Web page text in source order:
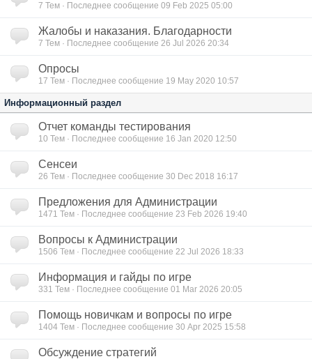
7 Тем · Последнее сообщение 09 Feb 2025 05:00
Жалобы и наказания. Благодарности
7 Тем · Последнее сообщение 26 Jul 2026 20:34
Опросы
17 Тем · Последнее сообщение 19 May 2020 10:57
Информационный раздел
Отчет команды тестирования
10 Тем · Последнее сообщение 16 Jan 2020 12:50
Сенсеи
26 Тем · Последнее сообщение 30 Dec 2018 16:17
Предложения для Администрации
1471 Тем · Последнее сообщение 23 Feb 2026 19:40
Вопросы к Администрации
1506 Тем · Последнее сообщение 22 Jul 2026 18:33
Информация и гайды по игре
331 Тем · Последнее сообщение 01 Mar 2026 20:05
Помощь новичкам и вопросы по игре
1404 Тем · Последнее сообщение 30 Apr 2025 15:58
Обсуждение стратегий